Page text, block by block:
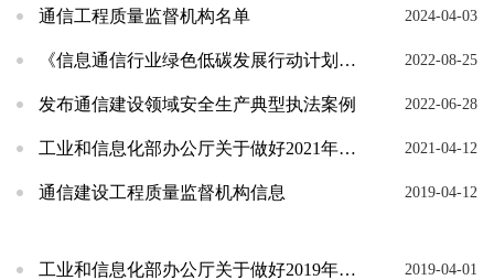
通信工程质量监督机构名单 2024-04-03
《信息通信行业绿色低碳发展行动计划（2022-2025年）》解读 2022-08-25
发布通信建设领域安全生产典型执法案例 2022-06-28
工业和信息化部办公厅关于做好2021年通信业安全生产工作的通知 2021-04-12
通信建设工程质量监督机构信息 2019-04-12
工业和信息化部办公厅关于做好2019年通信建设安全生产工作的通知 2019-04-01